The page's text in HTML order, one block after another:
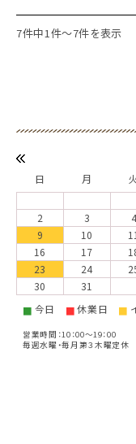
7件中1件～7件を表示
日 月
2
3 4
9
10 11
16
17
23
24
30
31
■ 今日 ■休業日 ■
営業時間：10：00～19：00
毎週水曜・毎月第３木曜定休